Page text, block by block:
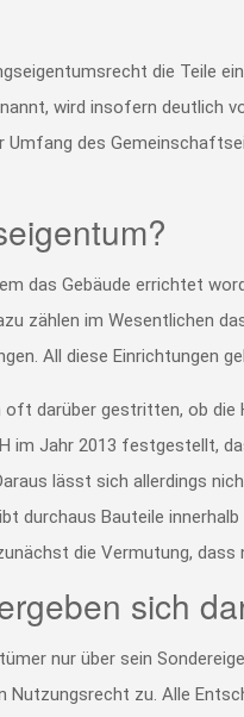
die Teile
wird insofern deutlich
des
das Gebäude errichtet
zählen im Wesentlichen
All diese Einrichtungen
darüber gestritten, ob
im Jahr 2013 festgestellt,
lässt sich allerdings
durchaus Bauteile
die Vermutung,
sich
nur über sein
zu. Alle